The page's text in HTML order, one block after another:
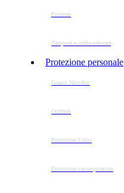
Profumi
Tamponi e cuffie velcrate
Protezione personale
Guanti Nitrofort
Occhiali
Protezione Udito
Protezione vie respiratorie